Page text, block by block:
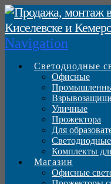
Navigation
Светодиодные
Офисные
Уличные
Прожектора
Для
Комплекты
Магазин
Офисные